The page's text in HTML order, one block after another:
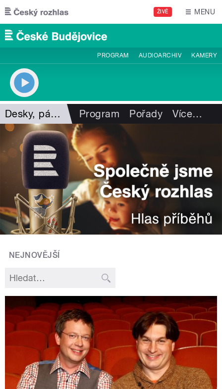
Přejít k hlavnímu obsahu
ŽIVĚ MENU
PROGRAM AUDIOARCHIV KAMERY
Desky, pásky, vzpomínky Program Pořady Více…
NEJNOVĚJŠÍ